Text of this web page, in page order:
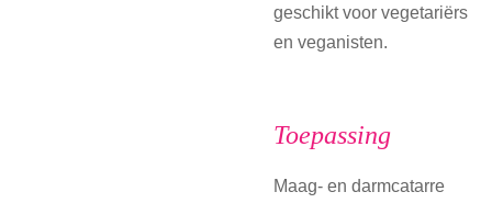
geschikt voor vegetariërs
en veganisten.
Toepassing
Maag- en darmcatarre